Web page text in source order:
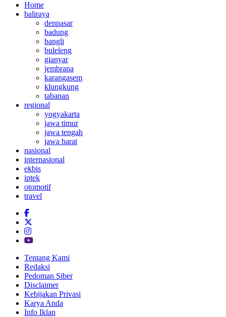
Home
baliraya
denpasar
badung
bangli
buleleng
gianyar
jembrana
karangasem
klungkung
tabanan
regional
yogyakarta
jawa timur
jawa tengah
jawa barat
nasional
internasional
ekbis
iptek
otomotif
travel
Tentang Kami
Redaksi
Pedoman Siber
Disclaimer
Kebijakan Privasi
Karya Anda
Info Iklan